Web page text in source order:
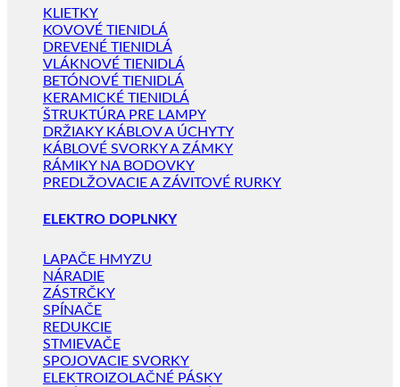
KLIETKY
KOVOVÉ TIENIDLÁ
DREVENÉ TIENIDLÁ
VLÁKNOVÉ TIENIDLÁ
BETÓNOVÉ TIENIDLÁ
KERAMICKÉ TIENIDLÁ
ŠTRUKTÚRA PRE LAMPY
DRŽIAKY KÁBLOV A ÚCHYTY
KÁBLOVÉ SVORKY A ZÁMKY
RÁMIKY NA BODOVKY
PREDLŽOVACIE A ZÁVITOVÉ RURKY
ELEKTRO DOPLNKY
LAPAČE HMYZU
NÁRADIE
ZÁSTRČKY
SPÍNAČE
REDUKCIE
STMIEVAČE
SPOJOVACIE SVORKY
ELEKTROIZOLAČNÉ PÁSKY